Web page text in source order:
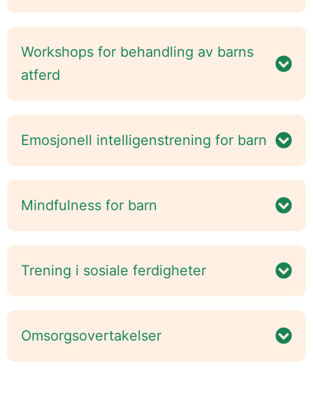
Workshops for behandling av barns
atferd
Emosjonell intelligenstrening for barn
Mindfulness for barn
Trening i sosiale ferdigheter
Omsorgsovertakelser